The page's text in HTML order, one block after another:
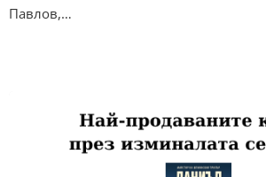
Павлов,…